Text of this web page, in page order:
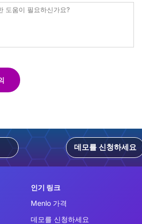
데모를 신청하세요
인기 링크
Menlo 가격
데모를 신청하세요